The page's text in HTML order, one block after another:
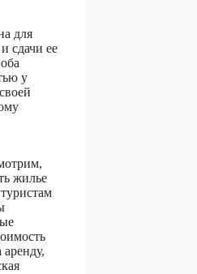
для
сдачи ее
у
жилье